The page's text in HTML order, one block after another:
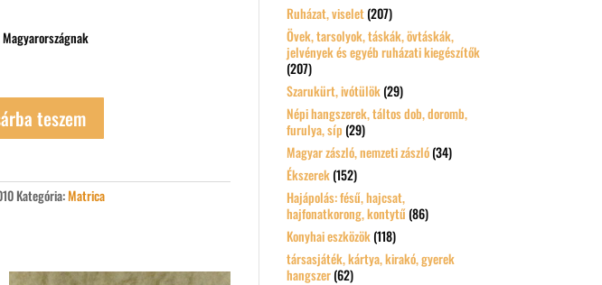
teszem
Kategória:Matrica
Ruházat, viselet(207)
Övek, tarsolyok, táskák, övtáskák,
jelvények és egyéb ruházati kiegészítők
(207)
Szarukürt, ivótülök(29)
Népi hangszerek, táltos dob, doromb,
furulya, síp (29)
Magyar zászló, nemzeti zászló(34)
Ékszerek(152)
Hajápolás: fésű, hajcsat,
hajfonatkorong, kontytű(86)
Konyhai eszközök(118)
társasjáték, kártya, kirakó, gyerek
hangszer(62)